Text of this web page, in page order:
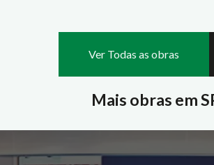
Mais obras em
Ver Todas as obras